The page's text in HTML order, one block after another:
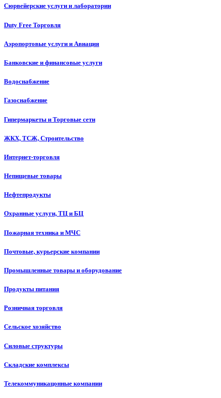
Сюрвейерские услуги и лаборатории
Duty Free Торговля
Аэропортовые услуги и Авиация
Банковские и финансовые услуги
Водоснабжение
Газоснабжение
Гипермаркеты и Торговые сети
ЖКХ, ТСЖ, Строительство
Интернет-торговля
Непищевые товары
Нефтепродукты
Охранные услуги, ТЦ и БЦ
Пожарная техника и МЧС
Почтовые, курьерские компании
Промышленные товары и оборудование
Продукты питания
Розничная торговля
Сельское хозяйство
Силовые структуры
Складские комплексы
Телекоммуникацонные компании